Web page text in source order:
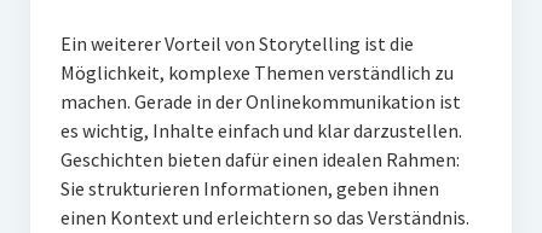
Ein weiterer Vorteil von Storytelling ist die
Möglichkeit, komplexe Themen verständlich zu
machen. Gerade in der Onlinekommunikation ist
es wichtig, Inhalte einfach und klar darzustellen.
Geschichten bieten dafür einen idealen Rahmen:
Sie strukturieren Informationen, geben ihnen
einen Kontext und erleichtern so das Verständnis.